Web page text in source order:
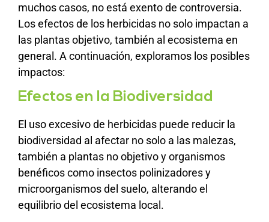
muchos casos, no está exento de controversia.
Los efectos de los herbicidas no solo impactan a
las plantas objetivo, también al ecosistema en
general. A continuación, exploramos los posibles
impactos:
Efectos en la Biodiversidad
El uso excesivo de herbicidas puede reducir la
biodiversidad al afectar no solo a las malezas,
también a plantas no objetivo y organismos
benéficos como insectos polinizadores y
microorganismos del suelo, alterando el
equilibrio del ecosistema local.